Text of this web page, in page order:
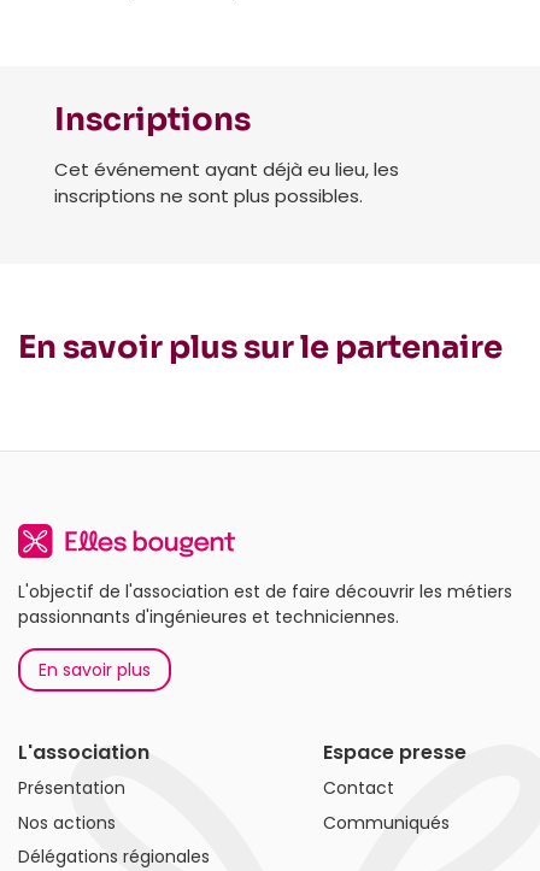
Inscriptions
Cet événement ayant déjà eu lieu, les
inscriptions ne sont plus possibles.
En savoir plus sur le partenaire
L'objectif de l'association est de faire découvrir les métiers
passionnants d'ingénieures et techniciennes.
En savoir plus
L'association
Présentation
Nos actions
Délégations régionales
Espace presse
Contact
Communiqués